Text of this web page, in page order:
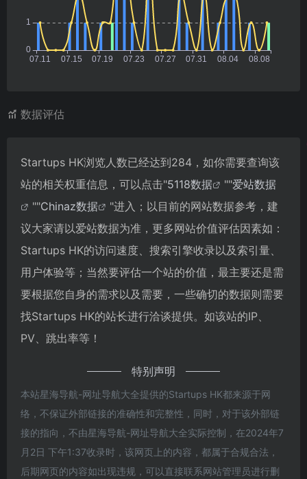
数据评估
Startups HK浏览人数已经达到284，如你需要查询该
站的相关权重信息，可以点击"5118数据 ""爱站数据
""Chinaz数据
"进入；以目前的网站数据参考，建
议大家请以爱站数据为准，更多网站价值评估因素如：
Startups HK的访问速度、搜索引擎收录以及索引量、
用户体验等；当然要评估一个站的价值，最主要还是需
要根据您自身的需求以及需要，一些确切的数据则需要
找Startups HK的站长进行洽谈提供。如该站的IP、
PV、跳出率等！
特别声明
本站星海导航-网址导航大全提供的Startups HK都来源于网
络，不保证外部链接的准确性和完整性，同时，对于该外部链
接的指向，不由星海导航-网址导航大全实际控制，在2024年7
月2日 下午1:37收录时，该网页上的内容，都属于合规合法，
后期网页的内容如出现违规，可以直接联系网站管理员进行删